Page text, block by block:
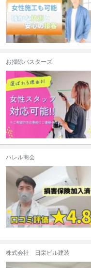
お掃除バスターズ
ハレル商会
株式会社 日栄ビル建装